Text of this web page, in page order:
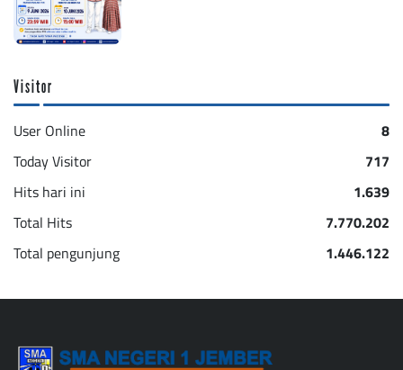
Visitor
User Online
8
Today Visitor
717
Hits hari ini
1.639
Total Hits
7.770.202
Total pengunjung
1.446.122